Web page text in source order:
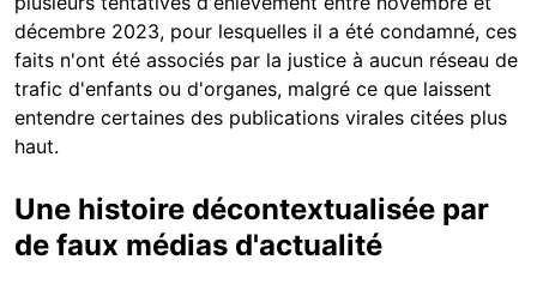
décembre 2023, pour lesquelles il a été condamné, ces
faits n'ont été associés par la justice à aucun réseau de
trafic d'enfants ou d'organes, malgré ce que laissent
entendre certaines des publications virales citées plus
haut.
Une histoire décontextualisée par
de faux médias d'actualité